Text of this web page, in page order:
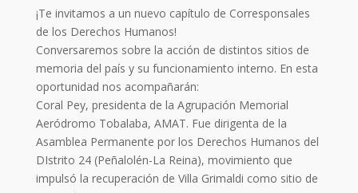
¡Te invitamos a un nuevo capítulo de Corresponsales
de los Derechos Humanos!
Conversaremos sobre la acción de distintos sitios de
memoria del país y su funcionamiento interno. En esta
oportunidad nos acompañarán:
Coral Pey, presidenta de la Agrupación Memorial
Aeródromo Tobalaba, AMAT. Fue dirigenta de la
Asamblea Permanente por los Derechos Humanos del
DIstrito 24 (Peñalolén-La Reina), movimiento que
impulsó la recuperación de Villa Grimaldi como sitio de